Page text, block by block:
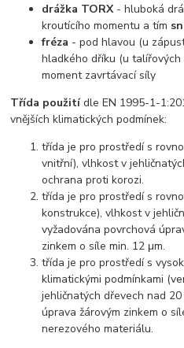
drážka TORX- hluboká
kroutícího momentu a tím
fréza - pod hlavou (u
hladkého dříku (u talířových
moment zavrtávací síly
Třída použitídle EN 1995-1-
vnějších klimatických podmínek:
třída je pro prostředí s
vnitřní), vlhkost v
ochrana proti korozi.
třída je pro prostředí s
konstrukce), vlhkost v
vyžadována povrchová
zinkem o síle min. 12 μm.
třída je pro prostředí s
klimatickými podmínkami
jehličnatých dřevech nad
úprava žárovým zinkem o
nerezového materiálu.